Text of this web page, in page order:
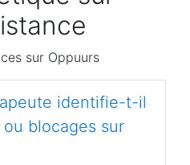
sur Oppuurs
identifie-t-il
blocages sur